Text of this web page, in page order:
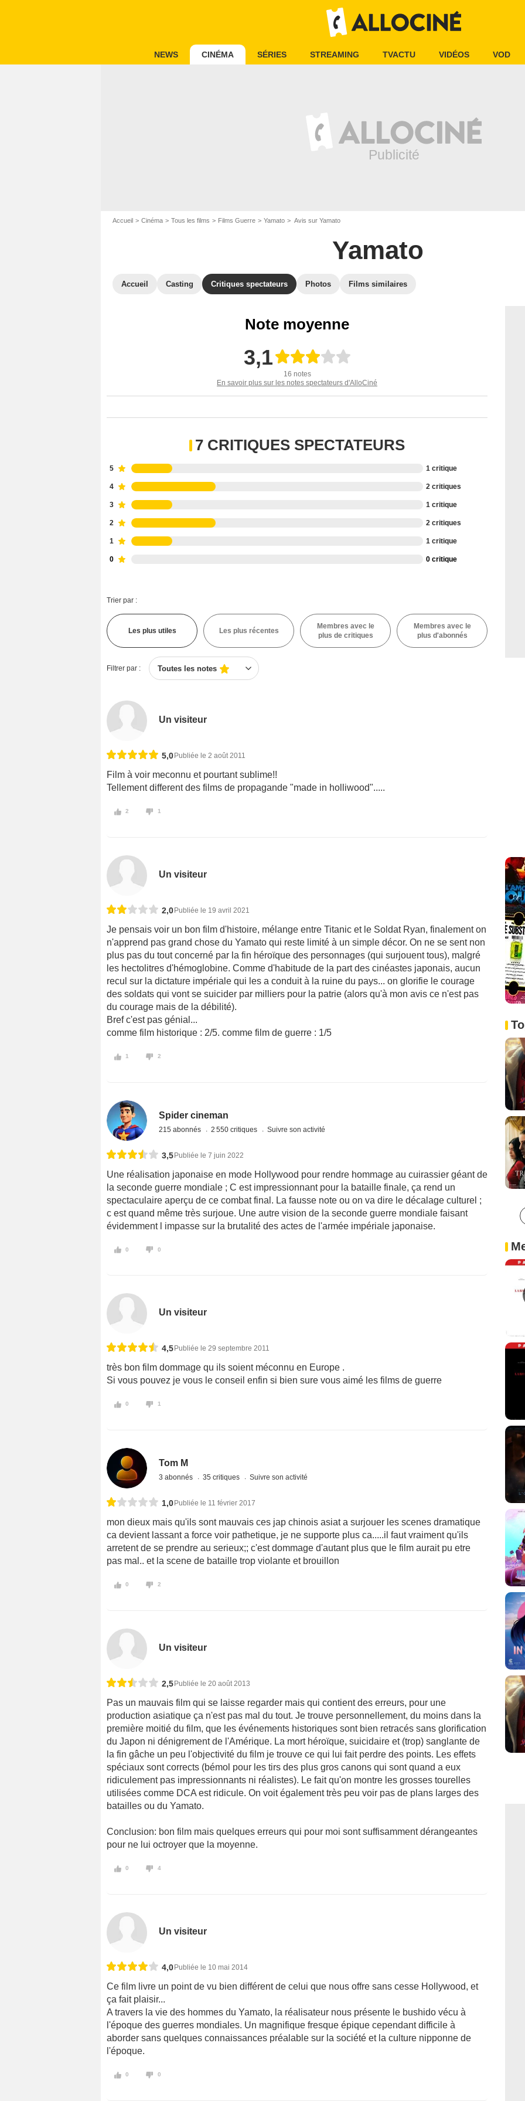
NEWS CINÉMA SÉRIES STREAMING TVACTU VIDÉOS VOD
Accueil Cinéma Tous les films Films Guerre Yamato Avis sur Yamato
Yamato
Accueil Casting Critiques spectateurs Photos Films similaires
Note moyenne
3,1
16 notes
En savoir plus sur les notes spectateurs d'AlloCiné
7 CRITIQUES SPECTATEURS
5 1 critique
4 2 critiques
3 1 critique
2 2 critiques
1 1 critique
0 0 critique
Trier par :
Les plus utiles Les plus récentes
Membres avec le
plus de critiques
Membres avec le
plus d'abonnés
Filtrer par : Toutes les notes
Un visiteur
5,0 Publiée le 2 août 2011
Film à voir meconnu et pourtant sublime!!
Tellement different des films de propagande "made in holliwood".....
2 1
Un visiteur
2,0Publiée le 19 avril 2021
Je pensais voir un bon film d'histoire, mélange entre Titanic et le Soldat Ryan, finalement on
n'apprend pas grand chose du Yamato qui reste limité à un simple décor. On ne se sent non
plus pas du tout concerné par la fin héroïque des personnages (qui surjouent tous), malgré
les hectolitres d'hémoglobine. Comme d'habitude de la part des cinéastes japonais, aucun
recul sur la dictature impériale qui les a conduit à la ruine du pays... on glorifie le courage
des soldats qui vont se suicider par milliers pour la patrie (alors qu'à mon avis ce n'est pas
du courage mais de la débilité).
Bref c'est pas génial...
comme film historique : 2/5. comme film de guerre : 1/5
1 2
Spider cineman
215 abonnés 2 550 critiques Suivre son activité
3,5Publiée le 7 juin 2022
Une réalisation japonaise en mode Hollywood pour rendre hommage au cuirassier géant de
la seconde guerre mondiale ; C est impressionnant pour la bataille finale, ça rend un
spectaculaire aperçu de ce combat final. La fausse note ou on va dire le décalage culturel ;
c est quand même très surjoue. Une autre vision de la seconde guerre mondiale faisant
évidemment l impasse sur la brutalité des actes de l'armée impériale japonaise.
0 0
Un visiteur
4,5 Publiée le 29 septembre 2011
très bon film dommage qu ils soient méconnu en Europe .
Si vous pouvez je vous le conseil enfin si bien sure vous aimé les films de guerre
0 1
Tom M
3 abonnés 35 critiques Suivre son activité
1,0 Publiée le 11 février 2017
mon dieux mais qu'ils sont mauvais ces jap chinois asiat a surjouer les scenes dramatique
ca devient lassant a force voir pathetique, je ne supporte plus ca.....il faut vraiment qu'ils
arretent de se prendre au serieux;; c'est dommage d'autant plus que le film aurait pu etre
pas mal.. et la scene de bataille trop violante et brouillon
0 2
Un visiteur
2,5 Publiée le 20 août 2013
Pas un mauvais film qui se laisse regarder mais qui contient des erreurs, pour une
production asiatique ça n'est pas mal du tout. Je trouve personnellement, du moins dans la
première moitié du film, que les événements historiques sont bien retracés sans glorification
du Japon ni dénigrement de l'Amérique. La mort héroïque, suicidaire et (trop) sanglante de
la fin gâche un peu l'objectivité du film je trouve ce qui lui fait perdre des points. Les effets
spéciaux sont corrects (bémol pour les tirs des plus gros canons qui sont quand a eux
ridiculement pas impressionnants ni réalistes). Le fait qu'on montre les grosses tourelles
utilisées comme DCA est ridicule. On voit également très peu voir pas de plans larges des
batailles ou du Yamato.
Conclusion: bon film mais quelques erreurs qui pour moi sont suffisamment dérangeantes
pour ne lui octroyer que la moyenne.
0 4
Un visiteur
4,0 Publiée le 10 mai 2014
Ce film livre un point de vu bien différent de celui que nous offre sans cesse Hollywood, et
ça fait plaisir...
A travers la vie des hommes du Yamato, la réalisateur nous présente le bushido vécu à
l'époque des guerres mondiales. Un magnifique fresque épique cependant difficile à
aborder sans quelques connaissances préalable sur la société et la culture nipponne de
l'époque.
0 0